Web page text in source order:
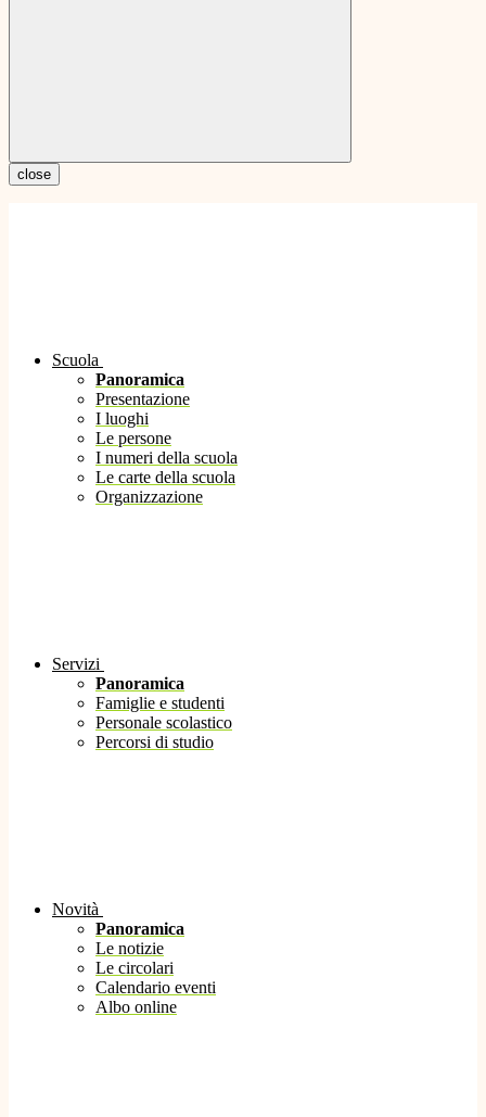
close
Scuola
Panoramica
Presentazione
I luoghi
Le persone
I numeri della scuola
Le carte della scuola
Organizzazione
Servizi
Panoramica
Famiglie e studenti
Personale scolastico
Percorsi di studio
Novità
Panoramica
Le notizie
Le circolari
Calendario eventi
Albo online